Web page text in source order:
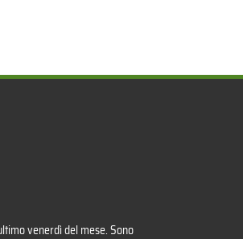
venerdì del mese. Sono